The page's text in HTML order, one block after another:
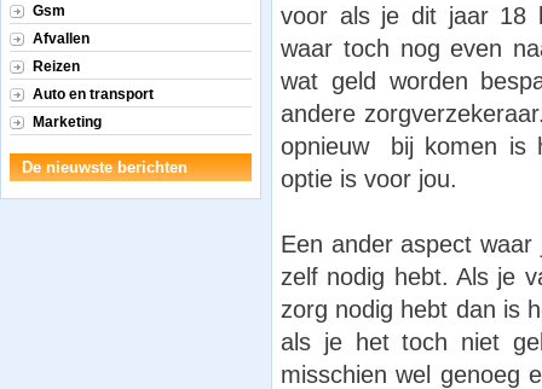
voor als je dit jaar 18
waar toch nog even
wat geld worden
andere
opnieuw bij komen is
optie is voor jou.
Een ander aspect
zelf nodig hebt. Als je
zorg nodig hebt dan is
als je het toch niet
misschien wel genoeg
Gsm
Afvallen
Reizen
Auto en transport
Marketing
De nieuwste berichten